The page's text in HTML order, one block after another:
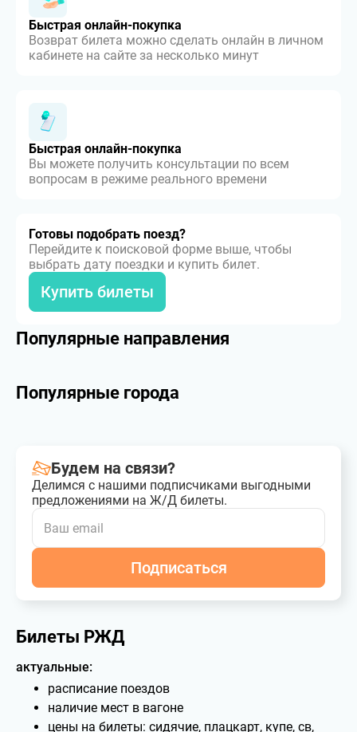
Быстрая онлайн-покупка
Возврат билета можно сделать онлайн в личном
кабинете на сайте за несколько минут
Быстрая онлайн-покупка
Вы можете получить консультации по всем
вопросам в режиме реального времени
Готовы подобрать поезд?
Перейдите к поисковой форме выше, чтобы
выбрать дату поездки и купить билет.
Купить билеты
Популярные направления
Популярные города
Будем на связи?
Делимся с нашими подписчиками выгодными
предложениями на Ж/Д билеты.
Подписаться
Билеты РЖД
актуальные:
расписание поездов
наличие мест в вагоне
цены на билеты: сидячие, плацкарт, купе, св,